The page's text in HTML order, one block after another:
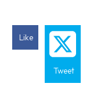
Like
Tweet